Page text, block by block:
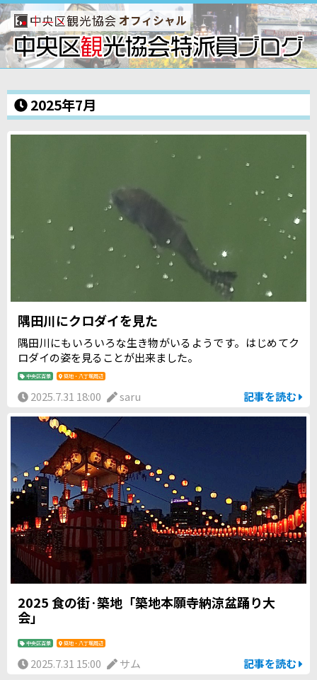
オフィシャル
2025年7月
隅田川にクロダイを見た
隅田川にもいろいろな生き物がいるようです。はじめてク
ロダイの姿を見ることが出来ました。
中央区百景 築地・八丁堀周辺
2025.7.31 18:00 saru 記事を読む
2025 食の街·築地「築地本願寺納涼盆踊り大
会」
中央区百景 築地・八丁堀周辺
2025.7.31 15:00 サム 記事を読む